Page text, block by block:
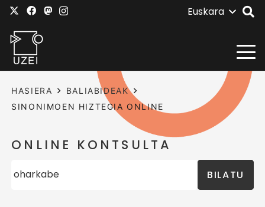
Euskara
HASIERA
BALIABIDEAK
SINONIMOEN HIZTEGIA ONLINE
ONLINE KONTSULTA
BILATU